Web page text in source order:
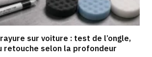
sur voiture : test de l’ongle,
retouche selon la profondeur